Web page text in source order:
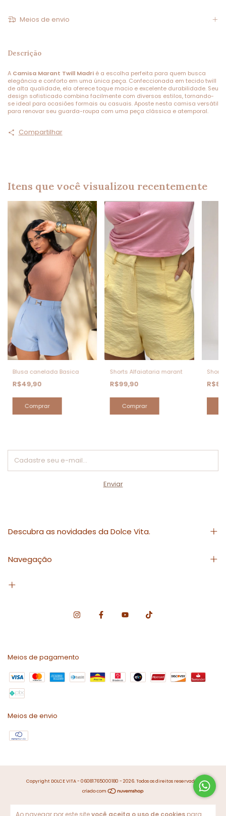
Ao navegar por este sitevocê aceita o uso de cookies para
Meios de envio
Descrição
A Camisa Marant Twill Madri é a escolha perfeita para quem busca
elegância e conforto em uma única peça. Confeccionada em tecido twill
de alta qualidade, ela oferece toque macio e excelente durabilidade. Seu
design sofisticado combina facilmente com diversos estilos, tornando-
se ideal para ocasiões formais ou casuais. Aposte nesta camisa versátil
para renovar seu guarda-roupa com uma peça clássica e atemporal.
Compartilhar
Itens que você visualizou recentemente
Blusa canelada Basica
R$49,90
Comprar
Shorts Alfaiataria marant
R$99,90
Comprar
Descubra as novidades da Dolce Vita.
Navegação
Meios de pagamento
Meios de envio
Copyright DOLCE VITA - 06081765000180 - 2026. Todos os direitos reservados.